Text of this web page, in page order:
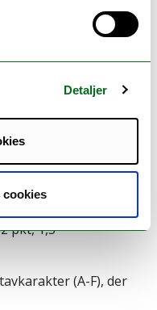
Detaljer
cookies
sider.
pkt, 1,5
(A-F), der